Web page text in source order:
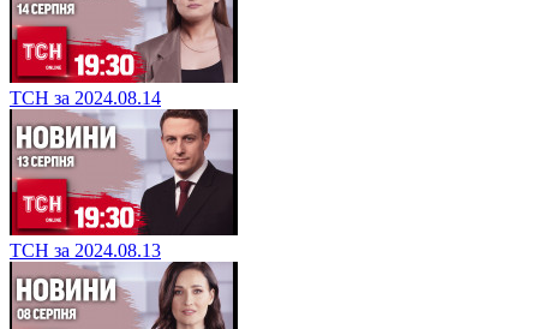
ТСН за 2024.08.14
ТСН за 2024.08.13